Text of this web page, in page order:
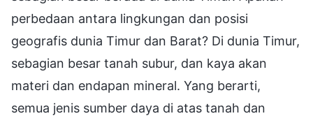
perbedaan antara lingkungan dan posisi
geografis dunia Timur dan Barat? Di dunia Timur,
sebagian besar tanah subur, dan kaya akan
materi dan endapan mineral. Yang berarti,
semua jenis sumber daya di atas tanah dan